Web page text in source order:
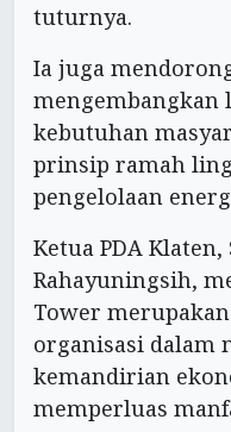
tuturnya.
Ia juga
mengembangkan
kebutuhan
prinsip ramah
pengelolaan
Ketua PDA
Rahayuningsih,
Tower
organisasi dalam
kemandirian
memperluas